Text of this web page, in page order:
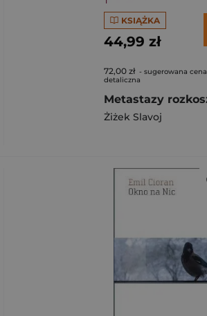
KSIĄŻKA
44,99 zł
72,00 zł - sugerowana cena
detaliczna
Żiżek Slavoj